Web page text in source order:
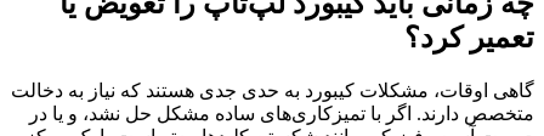
تعمیر کرد؟
گاهی اوقات، مشکلات کیبورد به حدی جدی هستند که نیاز به دخالت
متخصص دارند. اگر با تمیزکاری‌های ساده مشکل حل نشد، و یا در